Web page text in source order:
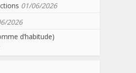
01/06/2026
2026
d’habitude)